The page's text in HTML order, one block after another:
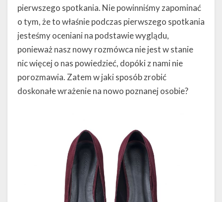
pierwszego spotkania. Nie powinniśmy zapominać
o tym, że to właśnie podczas pierwszego spotkania
jesteśmy oceniani na podstawie wyglądu,
ponieważ nasz nowy rozmówca nie jest w stanie
nic więcej o nas powiedzieć, dopóki z nami nie
porozmawia. Zatem w jaki sposób zrobić
doskonałe wrażenie na nowo poznanej osobie?